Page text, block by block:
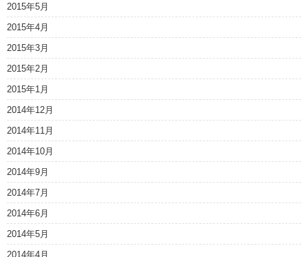
2015年5月
2015年4月
2015年3月
2015年2月
2015年1月
2014年12月
2014年11月
2014年10月
2014年9月
2014年7月
2014年6月
2014年5月
2014年4月